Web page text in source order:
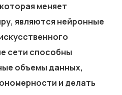
меняет
являются нейронные
сети способны
объемы данных,
и делать